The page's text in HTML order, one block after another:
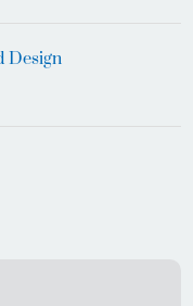
Design